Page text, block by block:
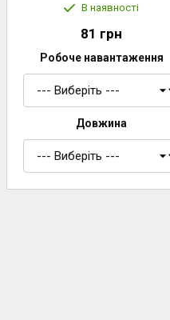
В наявності
81 грн
Робоче навантаження
Довжина